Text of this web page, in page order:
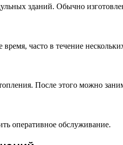
зданий. Обычно
часто в течение
После этого можно
оперативное обслуживание.